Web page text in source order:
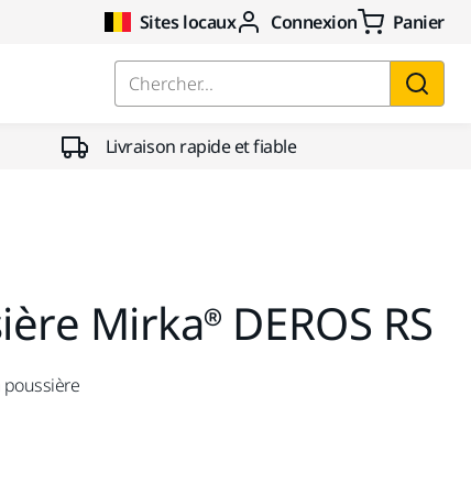
Sites locaux Connexion Panier
Chercher...
Livraison rapide et fiable
Mirka® DEROS RS